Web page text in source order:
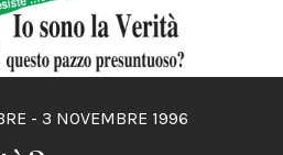
- 3 NOVEMBRE 1996